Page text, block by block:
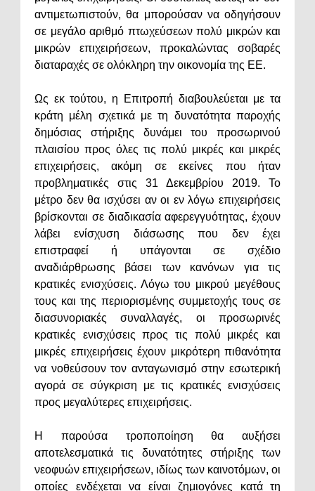
αντιμετωπιστούν, θα μπορούσαν να οδηγήσουν
σε μεγάλο αριθμό πτωχεύσεων πολύ μικρών και
μικρών επιχειρήσεων, προκαλώντας σοβαρές
διαταραχές σε ολόκληρη την οικονομία της ΕΕ.
Ως εκ τούτου, η Επιτροπή διαβουλεύεται με τα
κράτη μέλη σχετικά με τη δυνατότητα παροχής
δημόσιας στήριξης δυνάμει του προσωρινού
πλαισίου προς όλες τις πολύ μικρές και μικρές
επιχειρήσεις, ακόμη σε εκείνες που ήταν
προβληματικές στις 31 Δεκεμβρίου 2019. Το
μέτρο δεν θα ισχύσει αν οι εν λόγω επιχειρήσεις
βρίσκονται σε διαδικασία αφερεγγυότητας, έχουν
λάβει ενίσχυση διάσωσης που δεν έχει
επιστραφεί ή υπάγονται σε σχέδιο
αναδιάρθρωσης βάσει των κανόνων για τις
κρατικές ενισχύσεις. Λόγω του μικρού μεγέθους
τους και της περιορισμένης συμμετοχής τους σε
διασυνοριακές συναλλαγές, οι προσωρινές
κρατικές ενισχύσεις προς τις πολύ μικρές και
μικρές επιχειρήσεις έχουν μικρότερη πιθανότητα
να νοθεύσουν τον ανταγωνισμό στην εσωτερική
αγορά σε σύγκριση με τις κρατικές ενισχύσεις
προς μεγαλύτερες επιχειρήσεις.
Η παρούσα τροποποίηση θα αυξήσει
αποτελεσματικά τις δυνατότητες στήριξης των
νεοφυών επιχειρήσεων, ιδίως των καινοτόμων, οι
οποίες ενδέχεται να είναι ζημιογόνες κατά τη